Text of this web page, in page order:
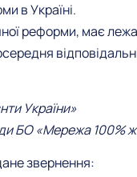
в Україні.
реформи, має
України»
БО «Мережа 100%
звернення: